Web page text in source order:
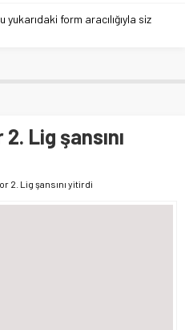
yukarıdaki form aracılığıyla siz
Lig şansını
2. Lig şansını yitirdi